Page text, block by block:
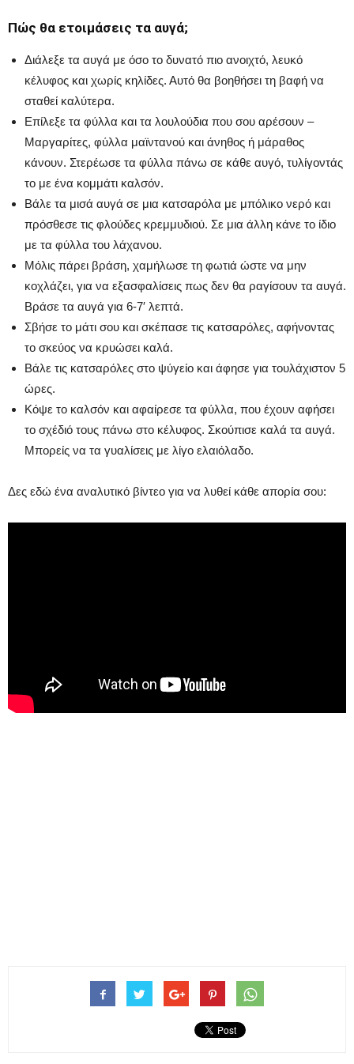
Πώς θα ετοιμάσεις τα αυγά;
Διάλεξε τα αυγά με όσο το δυνατό πιο ανοιχτό, λευκό
κέλυφος και χωρίς κηλίδες. Αυτό θα βοηθήσει τη βαφή να
σταθεί καλύτερα.
Επίλεξε τα φύλλα και τα λουλούδια που σου αρέσουν –
Μαργαρίτες, φύλλα μαϊντανού και άνηθος ή μάραθος
κάνουν. Στερέωσε τα φύλλα πάνω σε κάθε αυγό, τυλίγοντάς
το με ένα κομμάτι καλσόν.
Βάλε τα μισά αυγά σε μια κατσαρόλα με μπόλικο νερό και
πρόσθεσε τις φλούδες κρεμμυδιού. Σε μια άλλη κάνε το ίδιο
με τα φύλλα του λάχανου.
Μόλις πάρει βράση, χαμήλωσε τη φωτιά ώστε να μην
κοχλάζει, για να εξασφαλίσεις πως δεν θα ραγίσουν τα αυγά.
Βράσε τα αυγά για 6-7′ λεπτά.
Σβήσε το μάτι σου και σκέπασε τις κατσαρόλες, αφήνοντας
το σκεύος να κρυώσει καλά.
Βάλε τις κατσαρόλες στο ψύγείο και άφησε για τουλάχιστον 5
ώρες.
Κόψε το καλσόν και αφαίρεσε τα φύλλα, που έχουν αφήσει
το σχέδιό τους πάνω στο κέλυφος. Σκούπισε καλά τα αυγά.
Μπορείς να τα γυαλίσεις με λίγο ελαιόλαδο.
Δες εδώ ένα αναλυτικό βίντεο για να λυθεί κάθε απορία σου: